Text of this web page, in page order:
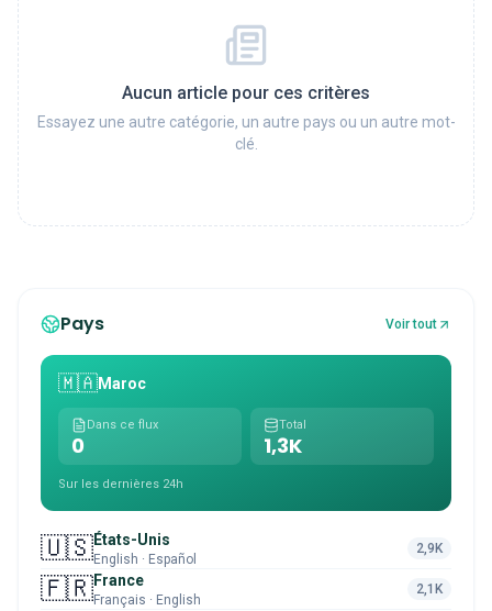
Aucun article pour ces critères
Essayez une autre catégorie, un autre pays ou un autre mot-
clé.
Pays Voir tout
🇲🇦Maroc
Dans ce flux
0
Total
1,3K
Sur les dernières 24h
🇺🇸États-Unis
English · Español
2,9K
🇫🇷France
Français · English
2,1K